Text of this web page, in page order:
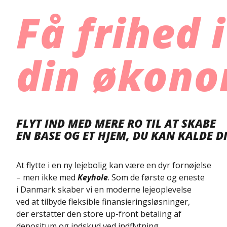
Få frihed i
din
FLYT IND MED MERE RO TIL AT SKABE
EN BASE OG ET HJEM, DU KAN KALDE
At flytte i en ny lejebolig kan være en dyr fornøjelse
– men ikke med Keyhole. Som de første og eneste
i Danmark skaber vi en moderne lejeoplevelse
ved at tilbyde fleksible finansieringsløsninger,
der erstatter den store up-front betaling af